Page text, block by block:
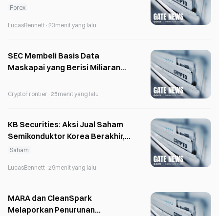
10 bulan saat AS mendukung
Forex
LucasBennett · 23menit yang lalu
SEC Membeli Basis Data
Maskapai yang Berisi Miliaran
CryptoFrontier · 25menit yang lalu
KB Securities: Aksi Jual Saham
Semikonduktor Korea Berakhir,
KOSPI Dinilai Terlalu Murah
Saham
LucasBennett · 29menit yang lalu
MARA dan CleanSpark
Melaporkan Penurunan